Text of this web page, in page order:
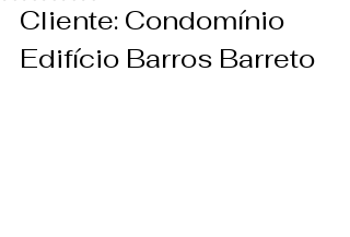
Cliente: Condomínio
Edifício Barros Barreto